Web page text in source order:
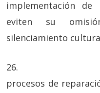
implementación
eviten su
silenciamiento
26. El
procesos de